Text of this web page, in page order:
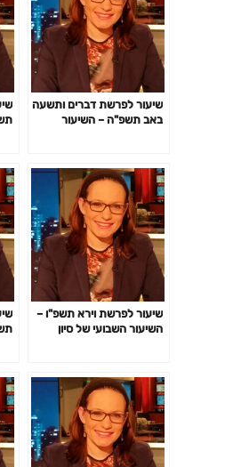
שיעור לפרשת דברים ותשעה
באב תשפ"ה – השיעור
שיעור לפרשת וירא תשפ"ו –
השיעור השבועי של סיון